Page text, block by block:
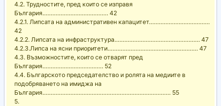
4.2. Трудностите, пред които се изправя
България…………………………………. 42
4.2.1. Липсата на административен капацитет……………………………….
42
4.2.2. Липсата на инфраструктура……………………………………………. 47
4.2.3.Липса на ясни приоритети………………………………………………. 47
4.3. Възможностите, които се отварят пред
България………………………………. 52
4.4. Българското председателство и ролята на медиите в
подобряването на имиджа на
България…………………………………………………………………… 55
5.